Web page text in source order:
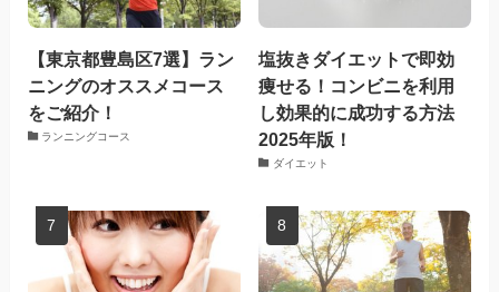
【東京都豊島区7選】ラン
ニングのオススメコース
をご紹介！
ランニングコース
塩抜きダイエットで即効
痩せる！コンビニを利用
し効果的に成功する方法
2025年版！
ダイエット